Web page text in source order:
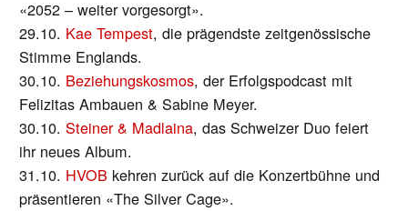
«2052 – weiter vorgesorgt».
29.10. Kae Tempest, die prägendste zeitgenössische
Stimme Englands.
30.10. Beziehungskosmos, der Erfolgspodcast mit
Felizitas Ambauen & Sabine Meyer.
30.10.Steiner & Madlaina, das Schweizer Duo feiert
ihr neues Album.
31.10. HVOB kehren zurück auf die Konzertbühne und
präsentieren «The Silver Cage».